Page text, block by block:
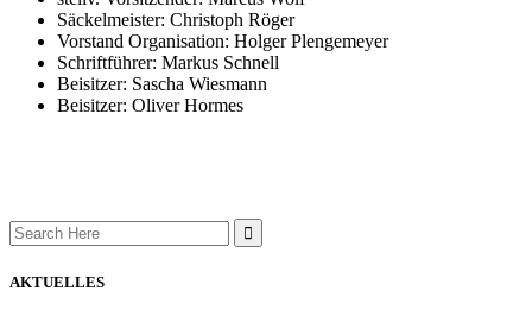
Säckelmeister: Christoph Röger
Vorstand Organisation: Holger Plengemeyer
Schriftführer: Markus Schnell
Beisitzer: Sascha Wiesmann
Beisitzer: Oliver Hormes
Search
for:
AKTUELLES